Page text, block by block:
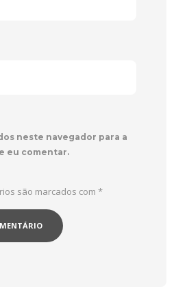
neste navegador para a
eu comentar.
são marcados com *